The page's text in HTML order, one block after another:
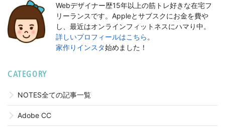
Webデザイナー歴15年以上の筋トレ好きな在宅フ
リーランスです。Appleとサブスクにお金を費や
し、最近はオンラインフィットネスにハマり中。
詳しいプロフィールはこちら 。
家作りインスタ始めました！
CATEGORY
NOTES全ての記事一覧
Adobe CC